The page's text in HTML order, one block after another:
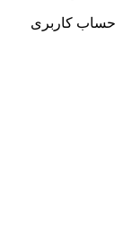
حساب کاربری